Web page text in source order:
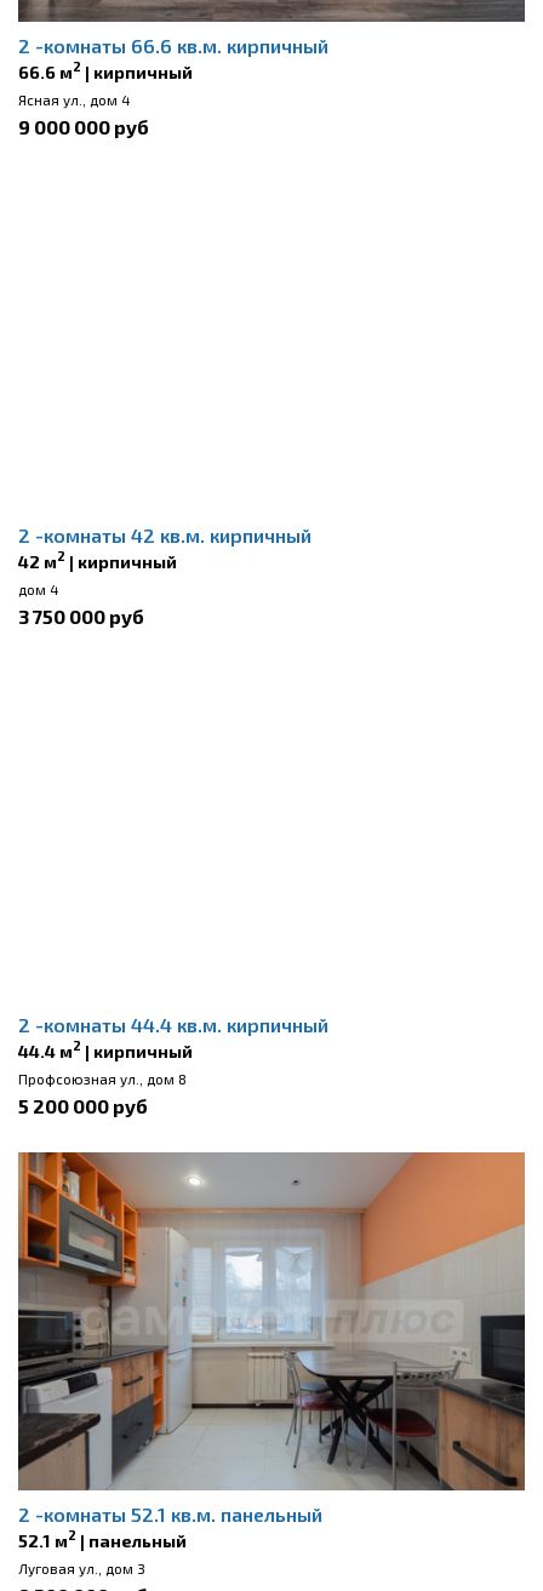
2 -комнаты 66.6 кв.м. кирпичный
66.6 м2 | кирпичный
Ясная ул., дом 4
9 000 000 руб
2 -комнаты 42 кв.м. кирпичный
42 м2 | кирпичный
дом 4
3 750 000 руб
2 -комнаты 44.4 кв.м. кирпичный
44.4 м2 | кирпичный
Профсоюзная ул., дом 8
5 200 000 руб
2 -комнаты 52.1 кв.м. панельный
52.1 м2 | панельный
Луговая ул., дом 3